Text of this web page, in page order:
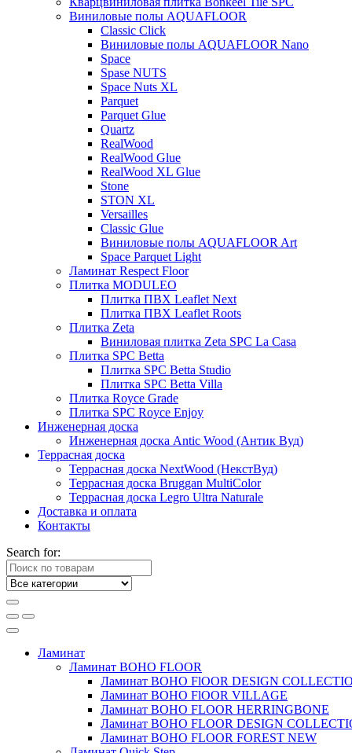
Виниловые полы AQUAFLOOR
Classic Click
Виниловые полы AQUAFLOOR Nano
Space
Spase NUTS
Space Nuts XL
Parquet
Parquet Glue
Quartz
RealWood
RealWood Glue
RealWood XL Glue
Stone
STON XL
Versailles
Classic Glue
Виниловые полы AQUAFLOOR Art
Space Parquet Light
Ламинат Respect Floor
Плитка MODULEO
Плитка ПВХ Leaflet Next
Плитка ПВХ Leaflet Roots
Плитка Zeta
Виниловая плитка Zeta SPC La Casa
Плитка SPC Betta
Плитка SPC Betta Studio
Плитка SPC Betta Villa
Плитка Royce Grade
Плитка SPC Royce Enjoy
Инженерная доска
Инженерная доска Antic Wood (Антик Вуд)
Террасная доска
Террасная доска NextWood (НекстВуд)
Террасная доска Bruggan MultiColor
Террасная доска Legro Ultra Naturale
Доставка и оплата
Контакты
Search for:
Ламинат
Ламинат BOHO FLOOR
Ламинат BOHO FlOOR DESIGN
Ламинат BOHO FlOOR VILLAGE
Ламинат BOHO FLOOR HERRINGBONE
Ламинат BOHO FLOOR DESIGN
Ламинат BOHO FLOOR FOREST NEW